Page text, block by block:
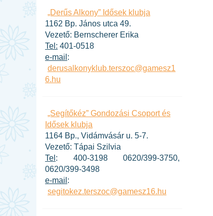
„Derűs Alkony” Idősek klubja
1162 Bp. János utca 49.
Vezető: Bernscherer Erika
Tel: 401-0518
e-mail :
derusalkonyklub.terszoc@gamesz1
6.hu
„Segítőkéz” Gondozási Csoport és
Idősek klubja
1164 Bp., Vidámvásár u. 5-7.
Vezető: Tápai Szilvia
Tel : 400-3198 0620/399-3750,
0620/399-3498
e-mail :
segitokez.terszoc@gamesz16.hu